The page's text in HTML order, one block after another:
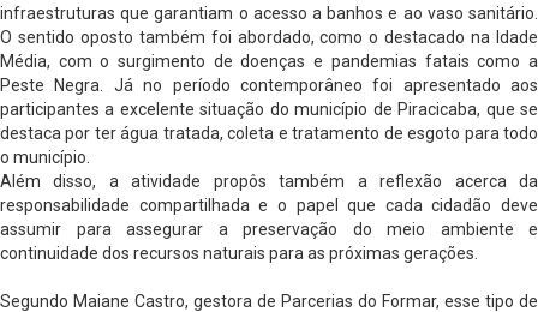
infraestruturas que garantiam o acesso a banhos e ao vaso sanitário.
O sentido oposto também foi abordado, como o destacado na Idade
Média, com o surgimento de doenças e pandemias fatais como a
Peste Negra. Já no período contemporâneo foi apresentado aos
participantes a excelente situação do município de Piracicaba, que se
destaca por ter água tratada, coleta e tratamento de esgoto para todo
o município.
Além disso, a atividade propôs também a reflexão acerca da
responsabilidade compartilhada e o papel que cada cidadão deve
assumir para assegurar a preservação do meio ambiente e
continuidade dos recursos naturais para as próximas gerações.
Segundo Maiane Castro, gestora de Parcerias do Formar, esse tipo de